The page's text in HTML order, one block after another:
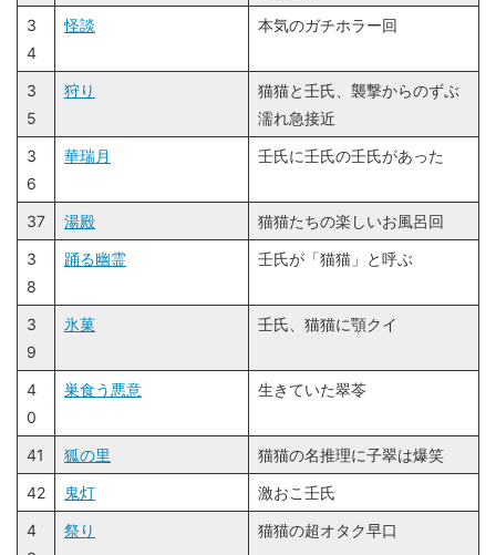
3
4
怪談 本気のガチホラー回
3
5
狩り
猫猫と壬氏、襲撃からのずぶ
濡れ急接近
3
6
華瑞月 壬氏に壬氏の壬氏があった
37 湯殿
猫猫たちの楽しいお風呂回
3
8
踊る幽霊 壬氏が「猫猫」と呼ぶ
3
9
氷菓 壬氏、猫猫に顎クイ
4
0
巣食う悪意 生きていた翠苓
41 狐の里
猫猫の名推理に子翠は爆笑
42
鬼灯
激おこ壬氏
4
祭り 猫猫の超オタク早口